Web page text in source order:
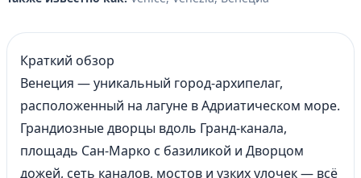
Краткий обзор
Венеция — уникальный город-архипелаг,
расположенный на лагуне в Адриатическом море.
Грандиозные дворцы вдоль Гранд-канала,
площадь Сан-Марко с базиликой и Дворцом
дожей, сеть каналов, мостов и узких улочек — всё